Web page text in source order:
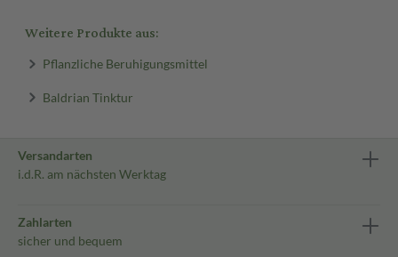
Weitere Produkte aus:
Pflanzliche Beruhigungsmittel
Baldrian Tinktur
Versandarten
i.d.R. am nächsten Werktag
Zahlarten
sicher und bequem